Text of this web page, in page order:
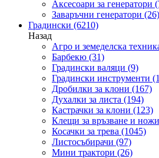
Аксесоари за генератори
Заваръчни генератори (26)
Градински (6210)
Назад
Агро и земеделска
Барбекю (31)
Градински валяци (9)
Градински инструменти
Дробилки за клони (167)
Духалки за листа (194)
Кастрачки за клони (123)
Клещи за връзване и
Косачки за трева (1045)
Листосъбирачи (97)
Мини трактори (26)